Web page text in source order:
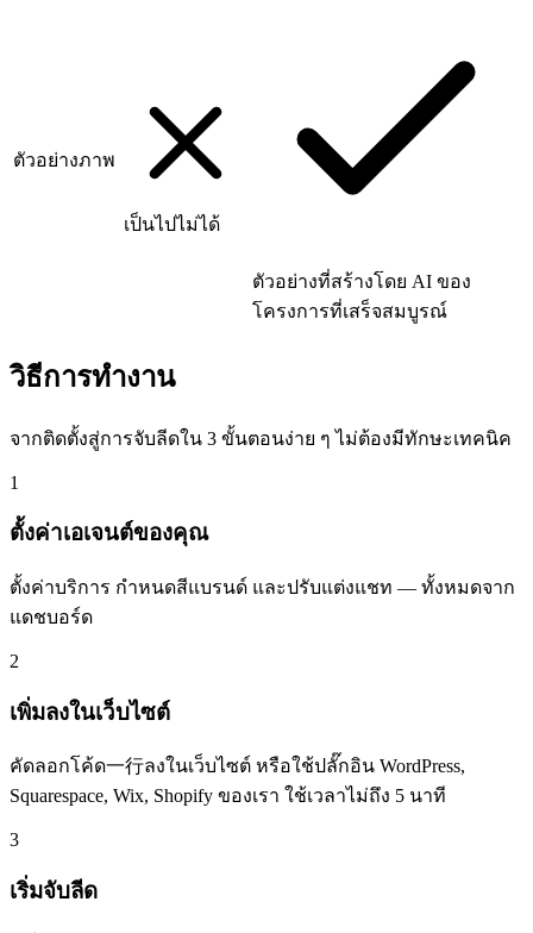
ตัวอย่างภาพ
เป็นไปไม่ได้
ตัวอย่างที่สร้างโดย AI ของ
โครงการที่เสร็จสมบูรณ์
วิธีการทำงาน
จากติดตั้งสู่การจับลีดใน 3 ขั้นตอนง่าย ๆ ไม่ต้องมีทักษะเทคนิค
1
ตั้งค่าเอเจนต์ของคุณ
ตั้งค่าบริการ กำหนดสีแบรนด์ และปรับแต่งแชท — ทั้งหมดจาก
แดชบอร์ด
2
เพิ่มลงในเว็บไซต์
คัดลอกโค้ด一行ลงในเว็บไซต์ หรือใช้ปลั๊กอิน WordPress,
Squarespace, Wix, Shopify ของเรา ใช้เวลาไม่ถึง 5 นาที
3
เริ่มจับลีด